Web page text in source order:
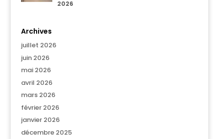
2026
Archives
juillet 2026
juin 2026
mai 2026
avril 2026
mars 2026
février 2026
janvier 2026
décembre 2025